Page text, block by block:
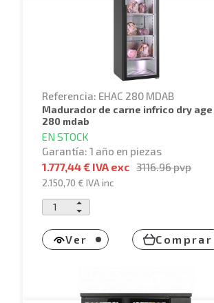
Referencia: EHAC 280 MDAB
madurador de carne infrico dry age ac
280 mdab
EN STOCK
Garantía: 1 año en piezas
1.777,44 € IVA exc 3116.96pvp
2.150,70 €IVA inc
Ver Comprar